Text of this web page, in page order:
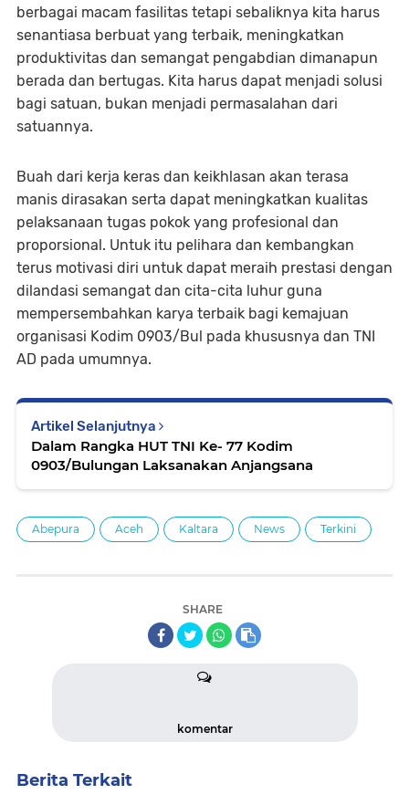
berbagai macam fasilitas tetapi sebaliknya kita harus
senantiasa berbuat yang terbaik, meningkatkan
produktivitas dan semangat pengabdian dimanapun
berada dan bertugas. Kita harus dapat menjadi solusi
bagi satuan, bukan menjadi permasalahan dari
satuannya.
Buah dari kerja keras dan keikhlasan akan terasa
manis dirasakan serta dapat meningkatkan kualitas
pelaksanaan tugas pokok yang profesional dan
proporsional. Untuk itu pelihara dan kembangkan
terus motivasi diri untuk dapat meraih prestasi dengan
dilandasi semangat dan cita-cita luhur guna
mempersembahkan karya terbaik bagi kemajuan
organisasi Kodim 0903/Bul pada khususnya dan TNI
AD pada umumnya.
Artikel Selanjutnya
Dalam Rangka HUT TNI Ke- 77 Kodim
0903/Bulungan Laksanakan Anjangsana
Abepura Aceh Kaltara News Terkini
SHARE
komentar
Berita Terkait